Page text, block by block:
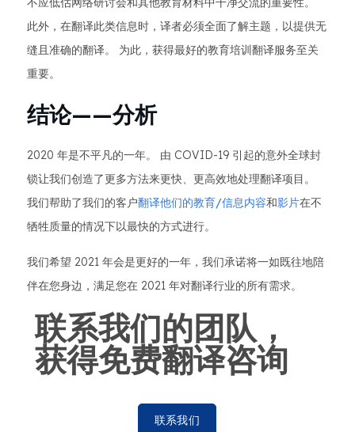
此外，在翻译此类信息时，译者必须全面了解主题，以提供无
缝且准确的翻译。 为此，获得最好的教育培训翻译服务至关
重要。
结论——分析
2020 年是不平凡的一年。 由 COVID-19 引起的意外全球封
锁让我们创造了更多方法来更快、更高效地处理翻译项目。
我们帮助了我们的客户翻译他们的教育/信息内容和影片在不
牺牲质量的情况下以最快的方式进行。
我们希望 2021 年会是更好的一年，我们承诺将一如既往地陪
伴在您身边，满足您在 2021 年对翻译行业的所有需求。
联系我们的团队，
获得免费翻译咨询
联系我们